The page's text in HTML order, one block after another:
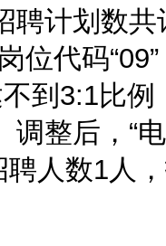
计划数共
位代码
到3:1比
调整后，“
聘人数1人